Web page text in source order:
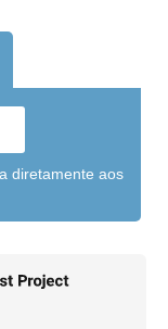
diretamente aos